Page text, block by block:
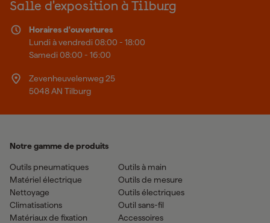
Salle d'exposition à Tilburg
Horaires d'ouvertures
Lundi à vendredi 08:00 - 18:00
Samedi 08:00 - 16:00
Zevenheuvelenweg 25
5048 AN Tilburg
Notre gamme de produits
Outils pneumatiques
Matériel électrique
Nettoyage
Climatisations
Matériaux de fixation
Outils à main
Outils de mesure
Outils électriques
Outil sans-fil
Accessoires